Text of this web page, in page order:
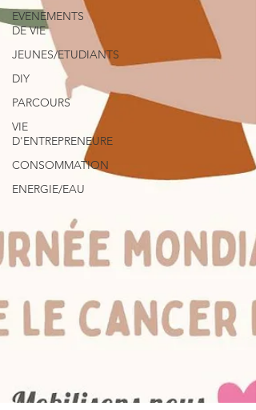
EVENEMENTS
DE VIE
JEUNES/ETUDIANTS
DIY
PARCOURS
VIE
D'ENTREPRENEURE
CONSOMMATION
ENERGIE/EAU